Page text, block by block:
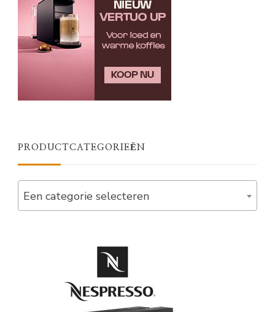
PRODUCTCATEGORIEËN
Een categorie selecteren